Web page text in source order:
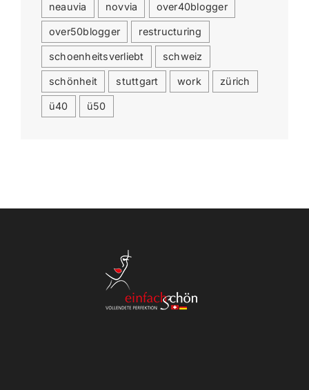
neauvia novvia over40blogger
over50blogger restructuring
schoenheitsverliebt schweiz
schönheit stuttgart work zürich
ü40 ü50